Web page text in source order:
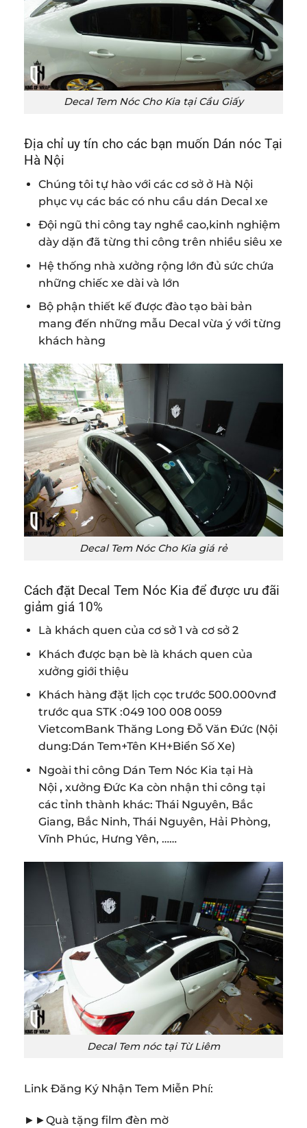
Decal Tem Nóc Cho Kia tại Cầu Giấy
Địa chỉ uy tín cho các bạn muốn Dán nóc Tại
Hà Nội
Chúng tôi tự hào với các cơ sở ở Hà Nội
phục vụ các bác có nhu cầu dán Decal xe
Đội ngũ thi công tay nghề cao,kinh nghiệm
dày dặn đã từng thi công trên nhiều siêu xe
Hệ thống nhà xưởng rộng lớn đủ sức chứa
những chiếc xe dài và lớn
Bộ phận thiết kế được đào tạo bài bản
mang đến những mẫu Decal vừa ý với từng
khách hàng
Decal Tem Nóc Cho Kia giá rẻ
Cách đặt Decal Tem Nóc Kia để được ưu đãi
giảm giá 10%
Là khách quen của cơ sở 1 và cơ sở 2
Khách được bạn bè là khách quen của
xưởng giới thiệu
Khách hàng đặt lịch cọc trước 500.000vnđ
trước qua STK :049 100 008 0059
VietcomBank Thăng Long Đỗ Văn Đức (Nội
dung:Dán Tem+Tên KH+Biển Số Xe)
Ngoài thi công Dán Tem Nóc Kia tại Hà
Nội ,xưởng Đức Ka còn nhận thi công tại
các tỉnh thành khác: Thái Nguyên, Bắc
Giang, Bắc Ninh, Thái Nguyên, Hải Phòng,
Vĩnh Phúc, Hưng Yên, ……
Decal Tem nóc tại Từ Liêm
Link Đăng Ký Nhận Tem Miễn Phí:
►►Quà tặng film đèn mờ